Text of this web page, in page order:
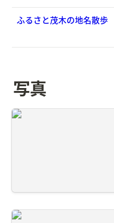
ふるさと茂木の地名散歩
写真
五十里-写真-1
五十里-写真-3